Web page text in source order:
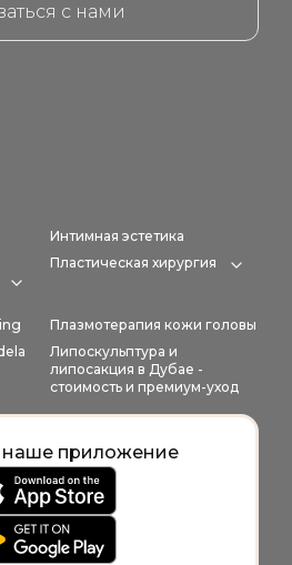
category
Интимная эстетика
Expand category
Пластическая хирургия
Плазмотерапия кожи головы
Липоскульптура и
липосакция в Дубае -
стоимость и премиум-уход
с нами
наше приложение